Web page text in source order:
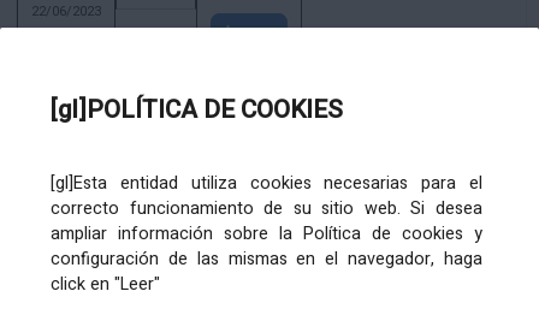
[gl]POLÍTICA DE COOKIES
[gl]Esta entidad utiliza cookies necesarias para el
correcto funcionamiento de su sitio web. Si desea
ampliar información sobre la Política de cookies y
configuración de las mismas en el navegador, haga
click en "Leer"
22/06/2023
Amosar
02/08/2022
ACTIVIDADE CORPORATIVA. Xunta de Goberno Local do 30 de decembro
de 2020
28/12/2020
Amosar
ACTIVIDADE CORPORATIVA. Extracto do Pleno ordinario de data 2.7.2020